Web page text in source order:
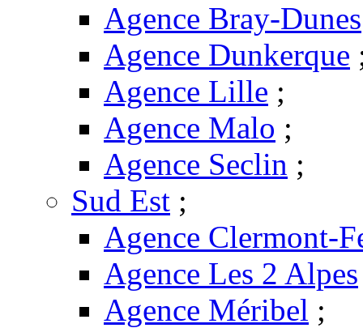
Agence Bray-Dunes
Agence Dunkerque
Agence Lille ;
Agence Malo ;
Agence Seclin ;
Sud Est ;
Agence Clermont-
Agence Les 2 Alpes
Agence Méribel ;